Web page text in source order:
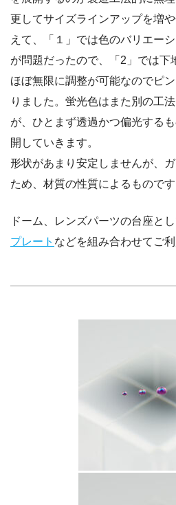
更してサイズラインアップを増
えて、「１」では色のバリエー
が問題だったので、「2」では下
ほぼ無限に調整が可能なのでピ
りました。蛍光色はまた別の工
が、ひとまず透過かつ偏光する
開していきます。
形状があまり安定しませんが、
ため、材質の性質によるものです
ドーム、レンズパーツの台座と
プレート などを組み合わせてご利